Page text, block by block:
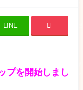
LINE
プを開始しまし